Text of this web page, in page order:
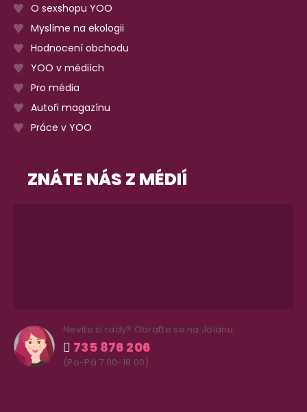
O sexshopu YOO
Myslíme na ekologii
Hodnocení obchodu
YOO v médiích
Pro média
Autoři magazínu
Práce v YOO
ZNÁTE NÁS Z MÉDIÍ
Nevíte si rady? Obraťte se na Jolanu
735 876 206
(Po-Pá 7.00-18.00)